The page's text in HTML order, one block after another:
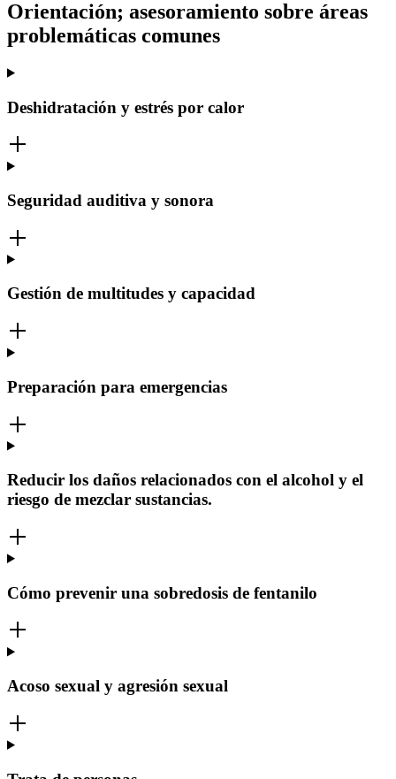
Orientación; asesoramiento sobre áreas
problemáticas comunes
Deshidratación y estrés por calor
Seguridad auditiva y sonora
Gestión de multitudes y capacidad
Preparación para emergencias
Reducir los daños relacionados con el alcohol y el
riesgo de mezclar sustancias.
Cómo prevenir una sobredosis de fentanilo
Acoso sexual y agresión sexual